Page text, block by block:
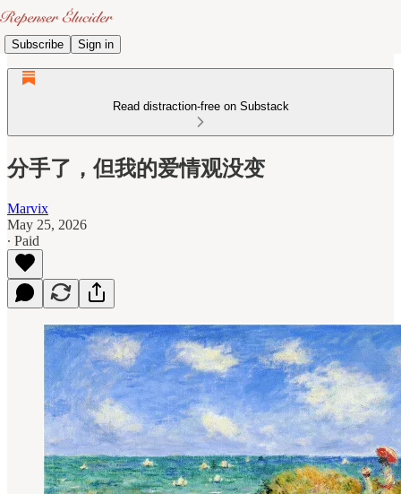
Subscribe Sign in
Read distraction-free on Substack
分手了，但我的爱情观没变
Marvix
May 25, 2026
∙ Paid